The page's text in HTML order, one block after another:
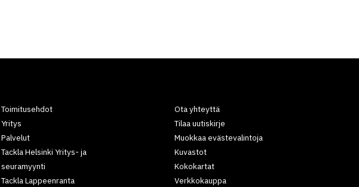
Toimitusehdot
Yritys
Palvelut
Tackla Helsinki Yritys- ja
seuramyynti
Tackla Lappeenranta
Ota yhteyttä
Tilaa uutiskirje
Muokkaa evästevalintoja
Kuvastot
Kokokartat
Verkkokauppa